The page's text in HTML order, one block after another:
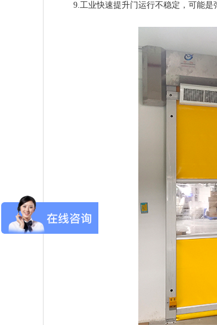
9.工业快速提升门运行不稳定，可能是